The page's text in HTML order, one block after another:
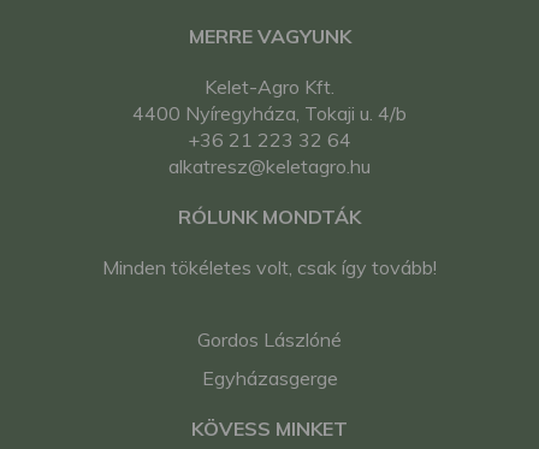
MERRE VAGYUNK
Kelet-Agro Kft.
4400 Nyíregyháza, Tokaji u. 4/b
+36 21 223 32 64
alkatresz@keletagro.hu
RÓLUNK MONDTÁK
Minden tökéletes volt, csak így tovább!
Gordos Lászlóné
Egyházasgerge
KÖVESS MINKET